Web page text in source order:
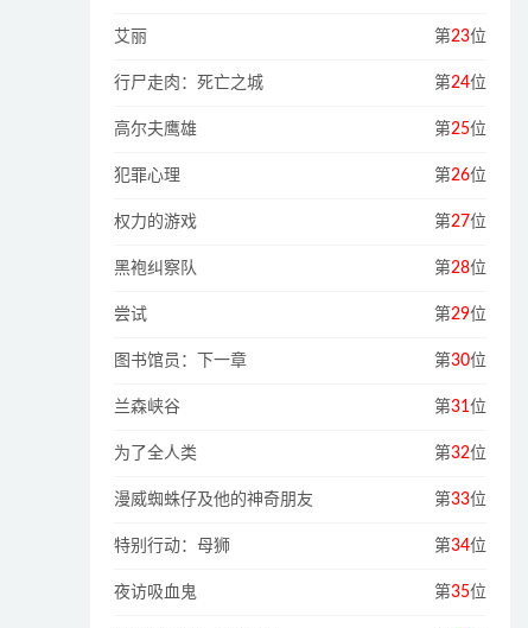
艾丽 第23位
行尸走肉：死亡之城 第24位
高尔夫鹰雄 第25位
犯罪心理 第26位
权力的游戏 第27位
黑袍纠察队 第28位
尝试 第29位
图书馆员：下一章 第30位
兰森峡谷 第31位
为了全人类 第32位
漫威蜘蛛仔及他的神奇朋友 第33位
特别行动：母狮 第34位
夜访吸血鬼 第35位